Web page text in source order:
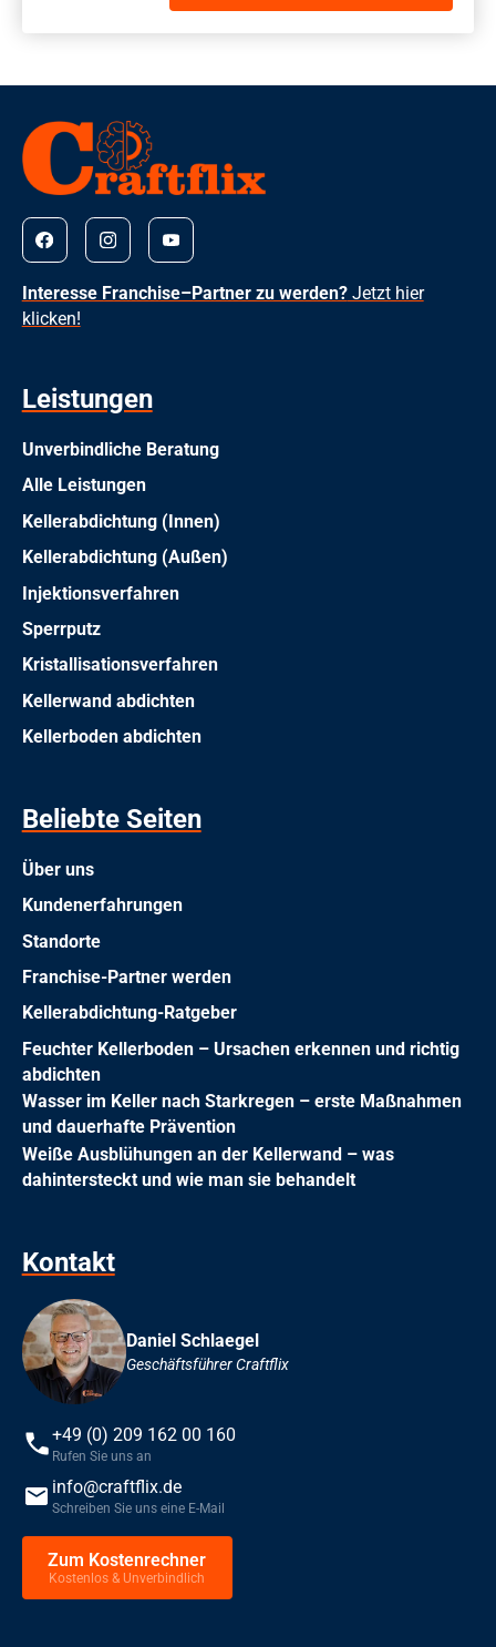
Interesse Franchise–Partner zu werden?Jetzt hier
klicken!
Leistungen
Unverbindliche Beratung
Alle Leistungen
Kellerabdichtung (Innen)
Kellerabdichtung (Außen)
Injektionsverfahren
Sperrputz
Kristallisationsverfahren
Kellerwand abdichten
Kellerboden abdichten
Beliebte Seiten
Über uns
Kundenerfahrungen
Standorte
Franchise-Partner werden
Kellerabdichtung-Ratgeber
Feuchter Kellerboden – Ursachen erkennen und richtig
abdichten
Wasser im Keller nach Starkregen – erste Maßnahmen
und dauerhafte Prävention
Weiße Ausblühungen an der Kellerwand – was
dahintersteckt und wie man sie behandelt
Kontakt
Daniel Schlaegel
Geschäftsführer Craftflix
+49 (0) 209 162 00 160
Rufen Sie uns an
info@craftflix.de
Schreiben Sie uns eine E-Mail
Zum Kostenrechner
Kostenlos & Unverbindlich